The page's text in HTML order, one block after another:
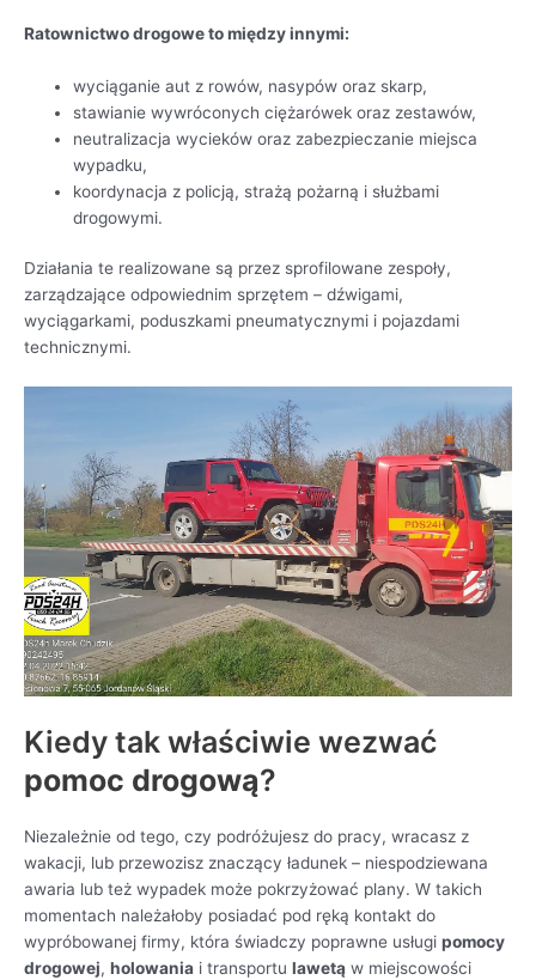
Ratownictwo drogowe to między innymi:
wyciąganie aut z rowów, nasypów oraz skarp,
stawianie wywróconych ciężarówek oraz zestawów,
neutralizacja wycieków oraz zabezpieczanie miejsca
wypadku,
koordynacja z policją, strażą pożarną i służbami
drogowymi.
Działania te realizowane są przez sprofilowane zespoły,
zarządzające odpowiednim sprzętem – dźwigami,
wyciągarkami, poduszkami pneumatycznymi i pojazdami
technicznymi.
Kiedy tak właściwie wezwać
pomoc drogową?
Niezależnie od tego, czy podróżujesz do pracy, wracasz z
wakacji, lub przewozisz znaczący ładunek – niespodziewana
awaria lub też wypadek może pokrzyżować plany. W takich
momentach należałoby posiadać pod ręką kontakt do
wypróbowanej firmy, która świadczy poprawne usługi pomocy
drogowej, holowania i transportu lawetą w miejscowości